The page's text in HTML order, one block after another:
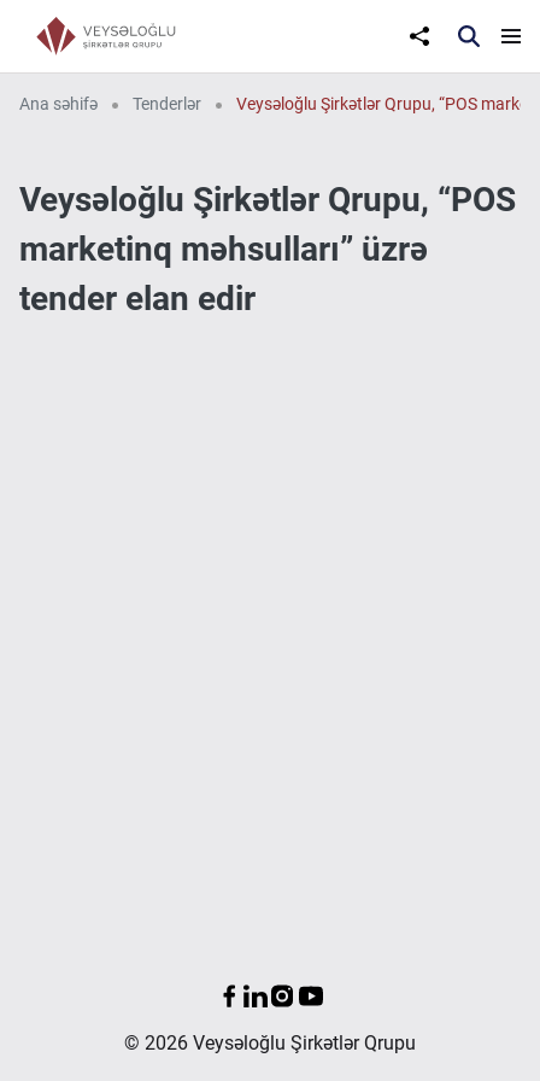
Ana səhifə Tenderlər Veysəloğlu Şirkətlər Qrupu, “POS
Veysəloğlu Şirkətlər Qrupu, “POS
marketinq məhsulları” üzrə
tender elan edir
© 2026 Veysəloğlu Şirkətlər Qrupu